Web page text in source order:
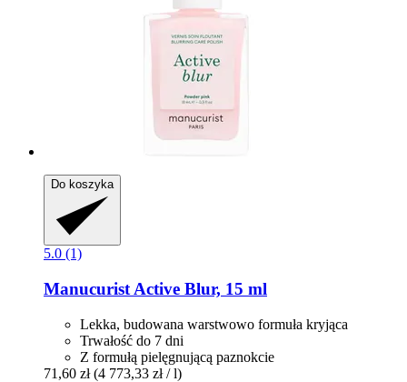
Do koszyka
5.0 (1)
Manucurist Active Blur, 15 ml
Lekka, budowana warstwowo formuła kryjąca
Trwałość do 7 dni
Z formułą pielęgnującą paznokcie
71,60 zł (4 773,33 zł / l)